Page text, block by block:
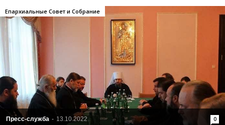
Пресс-служба - 13.10.2022 0
Епархиальные Совет и Собрание